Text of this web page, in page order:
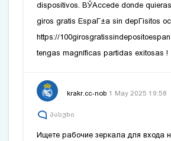
dispositivos. ВЎAccede donde
giros gratis EspaГ±a sin depГіsitos
https://
tengas magníficas partidas exitosas !
krakr.cc-nob 1 May 2025 19:58
პასუხი
Ищете рабочие зеркала для входа